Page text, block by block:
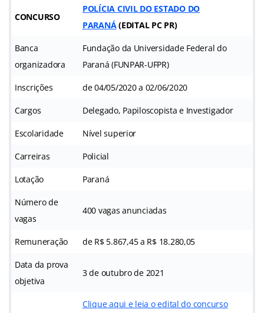
CONCURSO
POLÍCIA CIVIL DO ESTADO DO
PARANÁ(EDITAL PC PR)
Banca
organizadora
Fundação da Universidade Federal do
Paraná (FUNPAR-UFPR)
Inscrições de 04/05/2020 a 02/06/2020
Cargos Delegado, Papiloscopista e Investigador
Escolaridade Nível superior
Carreiras Policial
Lotação Paraná
Número de
vagas
400 vagas anunciadas
Remuneração de R$ 5.867,45 a R$ 18.280,05
Data da prova
objetiva
3 de outubro de 2021
Clique aqui e leia o edital do concurso